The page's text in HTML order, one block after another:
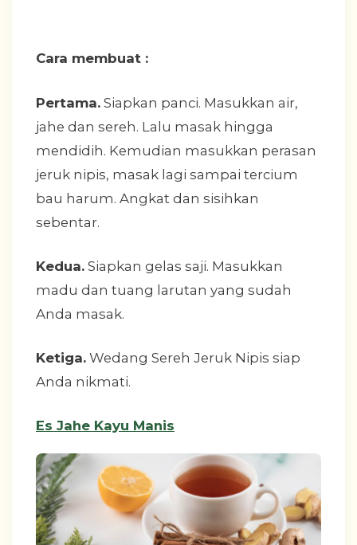
Cara membuat :
Pertama. Siapkan panci. Masukkan air,
jahe dan sereh. Lalu masak hingga
mendidih. Kemudian masukkan perasan
jeruk nipis, masak lagi sampai tercium
bau harum. Angkat dan sisihkan
sebentar.
Kedua. Siapkan gelas saji. Masukkan
madu dan tuang larutan yang sudah
Anda masak.
Ketiga. Wedang Sereh Jeruk Nipis siap
Anda nikmati.
Es Jahe Kayu Manis